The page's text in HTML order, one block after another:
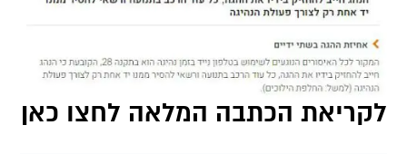
לקריאת הכתבה המלאה לחצו כאן